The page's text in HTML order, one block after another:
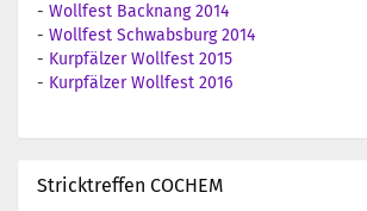
- Wollfest Backnang 2014
- Wollfest Schwabsburg 2014
- Kurpfälzer Wollfest 2015
- Kurpfälzer Wollfest 2016
Stricktreffen COCHEM